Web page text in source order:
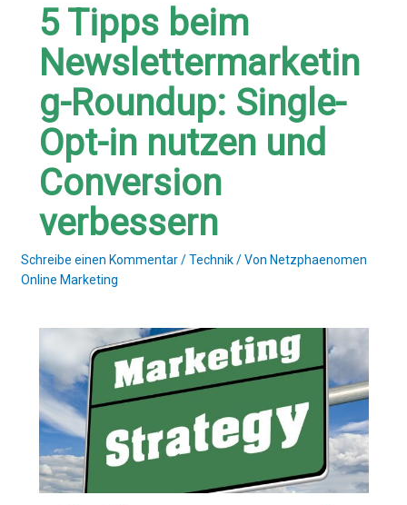
5 Tipps beim
Newslettermarketin
g-Roundup: Single-
Opt-in nutzen und
Conversion
verbessern
Schreibe einen Kommentar /Technik/ Von Netzphaenomen
Online Marketing